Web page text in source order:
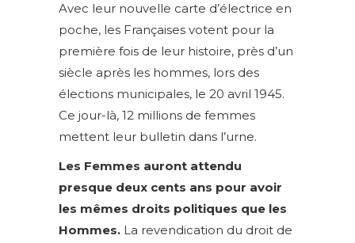
Avec leur nouvelle carte d’électrice en
poche, les Françaises votent pour la
première fois de leur histoire, près d’un
siècle après les hommes, lors des
élections municipales, le 20 avril 1945.
Ce jour-là, 12 millions de femmes
mettent leur bulletin dans l’urne.
Les Femmes auront attendu
presque deux cents ans pour avoir
les mêmes droits politiques que les
Hommes. La revendication du droit de